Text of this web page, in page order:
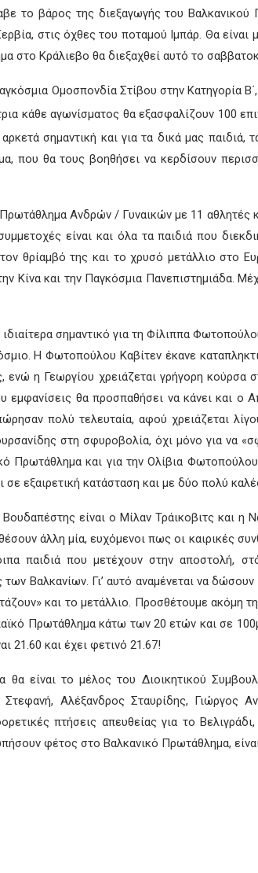
το βάρος της διεξαγωγής του
στις όχθες του ποταμού Ιμπάρ. Θα
στο Κράλιεβο θα διεξαχθεί αυτό το
Ομοσπονδία Στίβου στην Κατηγορία
κάθε αγωνίσματος θα εξασφαλίζουν 100
σημαντική και για τα δικά μας
που θα τους βοηθήσει να κερδίσουν
Ανδρών / Γυναικών με 11 αθλητές
είναι και όλα τα παιδιά που
θρίαμβό της και το χρυσό μετάλλιο στο
Κίνα και την Παγκόσμια Πανεπιστημιάδα.
σημαντικό για τη Φίλιππα
Η Φωτοπούλου Καβίτεν έκανε
ενώ η Γεωργίου χρειάζεται γρήγορη
εμφανίσεις θα προσπαθήσει να κάνει και
πολύ τελευταία, αφού χρειάζεται
στη σφυροβολία, όχι μόνο για να
Πρωτάθλημα και για την Ολίβια
εξαιρετική κατάσταση και με δύο πολύ
είναι ο Μίλαν Τράικοβιτς και
άλλη μία, ευχόμενοι πως οι καιρικές
παιδιά που μετέχουν στην αποστολή,
των Βαλκανίων. Γι’ αυτό αναμένεται να
και το μετάλλιο. Προσθέτουμε ακόμη
Πρωτάθλημα κάτω των 20 ετών και σε
21.60 και έχει φετινό 21.67!
θα είναι το μέλος του Διοικητικού
Στεφανή, Αλέξανδρος Σταυρίδης, Γιώργος
πτήσεις απευθείας για το
φέτος στο Βαλκανικό Πρωτάθλημα,